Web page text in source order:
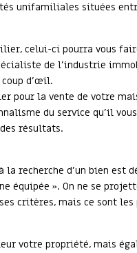
unifamiliales situées
celui-ci pourra vous
de l’industrie
d’œil.
pour la vente de votre
du service qu’il
résultats.
recherche d’un bien
équipée ». On ne se
critères, mais ce sont
votre propriété, mais